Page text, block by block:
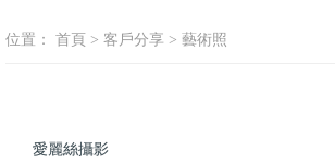
位置： 首頁 > 客戶分享 > 藝術照
愛麗絲攝影